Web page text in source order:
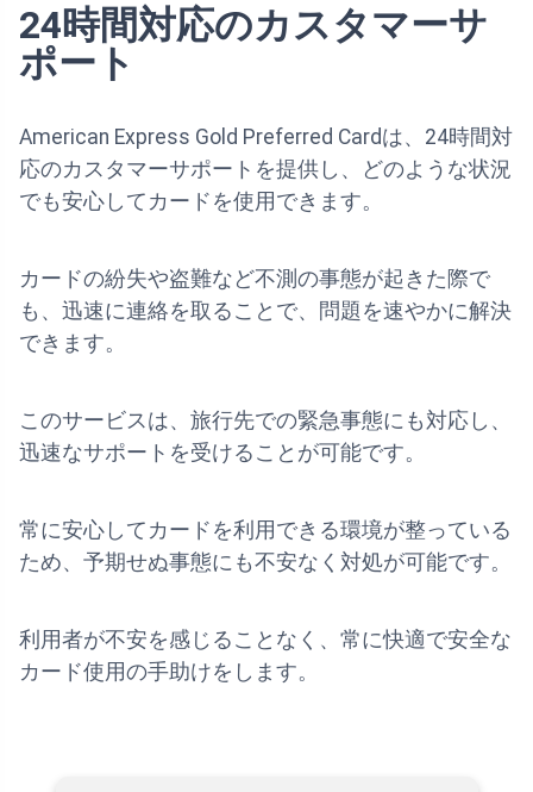
24時間対応のカスタマーサ
ポート
American Express Gold Preferred Cardは、24時間対
応のカスタマーサポートを提供し、どのような状況
でも安心してカードを使用できます。
カードの紛失や盗難など不測の事態が起きた際で
も、迅速に連絡を取ることで、問題を速やかに解決
できます。
このサービスは、旅行先での緊急事態にも対応し、
迅速なサポートを受けることが可能です。
常に安心してカードを利用できる環境が整っている
ため、予期せぬ事態にも不安なく対処が可能です。
利用者が不安を感じることなく、常に快適で安全な
カード使用の手助けをします。